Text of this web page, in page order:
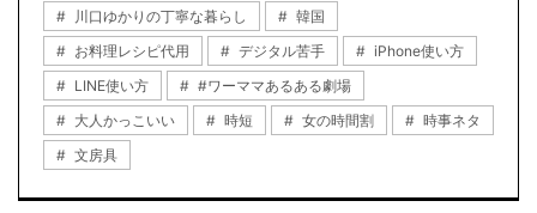
川口ゆかりの丁寧な暮らし
韓国
お料理レシピ代用
デジタル苦手
iPhone使い方
LINE使い方
#ワーママあるある劇場
大人かっこいい
時短 女の時間割
時事ネタ
文房具